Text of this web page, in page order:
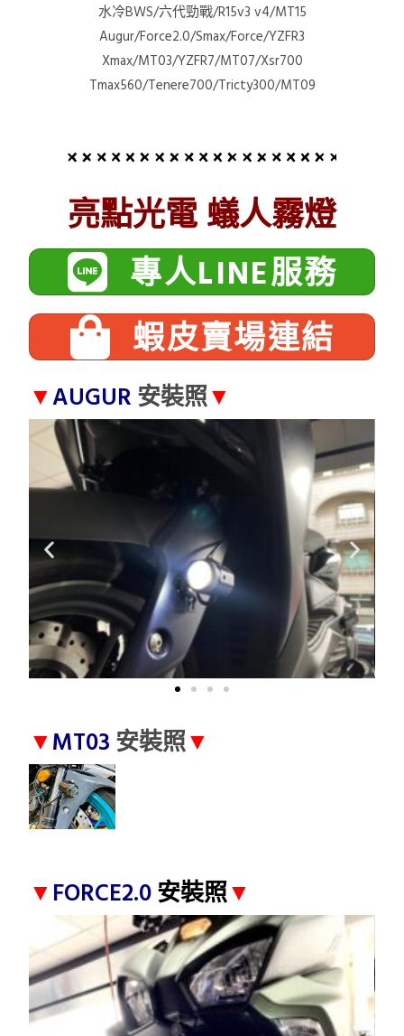
水冷BWS/六代勁戰/R15v3 v4/MT15
Augur/Force2.0/Smax/Force/YZFR3
Xmax/MT03/YZFR7/MT07/Xsr700
Tmax560/Tenere700/Tricty300/MT09
亮點光電 蟻人霧燈
專人LINE服務
蝦皮賣場連結
▼AUGUR安裝照▼
▼MT03安裝照▼
▼FORCE2.0安裝照▼